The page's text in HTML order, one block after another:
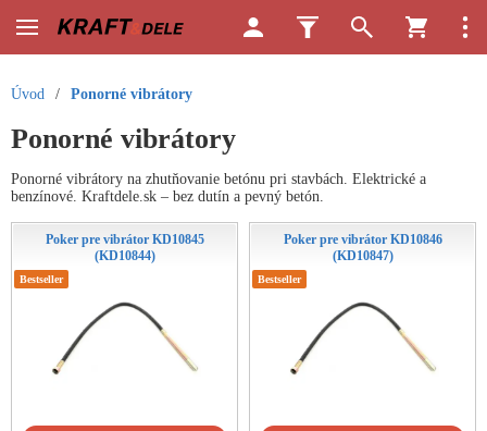
Úvod / Ponorné vibrátory
Ponorné vibrátory
Ponorné vibrátory na zhutňovanie betónu pri stavbách. Elektrické a
benzínové. Kraftdele.sk – bez dutín a pevný betón.
Poker pre vibrátor KD10845
(KD10844)
Bestseller
Poker pre vibrátor KD10846
(KD10847)
Bestseller